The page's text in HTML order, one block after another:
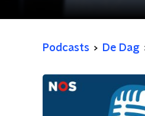
Podcasts De Dag